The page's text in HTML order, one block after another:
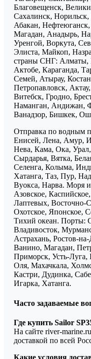
Благовещенск,
Сахалинск,
Абакан,
Магадан, Анадырь,
Уренгой, Воркута,
Элиста, Майкоп,
страны СНГ: Алматы,
Актобе, Караганда,
Семей, Атырау,
Петропавловск,
Витебск, Гродно,
Наманган, Андижан,
Ванадзор, Бишкек,
Отправка по водным
Енисей, Лена, Амур,
Нева, Кама, Ока,
Сырдарья, Вятка,
Селенга, Колыма,
Хатанга, Таз, Пур,
Вуокса, Нарва. Моря
Азовское,
Лаптевых, Восточно-
Охотское, Японское,
Тихий океан. Порты:
Владивосток,
Астрахань, Ростов-
Ванино, Магадан,
Приморск, Усть-
Оля, Махачкала,
Кастри, Дудинка,
Игарка, Хатанга.
Часто задаваемые
Где купить Sailor
На сайте river-
доставкой по всей
Какие условия